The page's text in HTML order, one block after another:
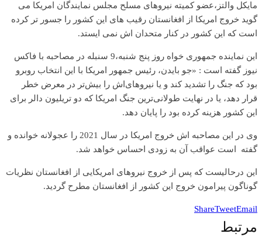
مایکل والتز،عضو کمیته نیروهای مسلح مجلس نمایندگان امریکا می
گوید خروج امریکا از افغانستان رقیب های این کشور را جسور تر کرده
است که این کشور در کنار متحدان اش نمی ایستد.
این نماینده جمهوری خواه روز پنج شنبه،9 سنبله در مصاحبه با فاکس
نیوز گفته است : «جو بایدن، رئیس جمهور امریکا با این انتخاب روبرو
بود که جنگ را تشدید کند و یا نیروهای‌اش را بیش‌تر در معرض خطر
قرار دهد، یا در نهایت طولانی‌ترین جنگ امریکا که دو تریلیون‌ دالر برای
این کشور هزینه کرده بود را پایان دهد.
وی در این مصاحبه اش خروج امریکا در سال 2021 را عجولانه خوانده و
گفته است عواقب آن به زودی احساس خواهد شد.
این درحالیست که پس از خروج نیروهای امریکایی از افغانستان نظریات
گوناگون پیرامون خروج این کشور از افغانستان مطرح گردید.
ShareTweetEmail
مرتبط